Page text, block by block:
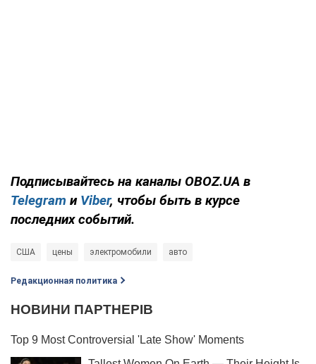
Подписывайтесь на каналы OBOZ.UA в
Telegram и Viber, чтобы быть в курсе
последних событий.
США цены электромобили авто
Редакционная политика